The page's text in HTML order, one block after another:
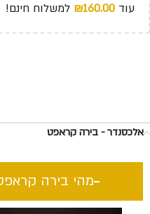
עוד ₪160.00 למשלוח חינם!
אלכסנדר - בירה קראפט
מהי בירה